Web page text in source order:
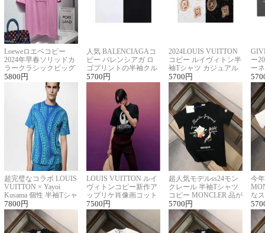
Loeweロエベコピー
2024年早春ソリッドカ
ラークラシックビッグ
ロゴ刺繍Tシャツ
5800 円
人気 BALENCIAGAコ
ピー バレンシアガ ロ
ゴプリントの半袖クル
ーネックTシャツ
5700 円
2024LOUIS VUITTON
コピー ルイヴィトン半
袖Tシャツ カジュアル
に馴染む 2色展開
5700 円
ー
ー
ー
超完璧なコラボ LOUIS
VUITTON × Yayoi
Kusama 個性 半袖Tシャ
ツコピー男女兼用
7800 円
LOUIS VUITTON ルイ
ヴィトンコピー新作ア
ップリケ肖像画コット
ンニット半袖Tシャツ
7500 円
超人気モデルss24モン
クレール 半袖Tシャツ
コピー MONCLER 品が
良く見た目
5700 円
今
な
ル